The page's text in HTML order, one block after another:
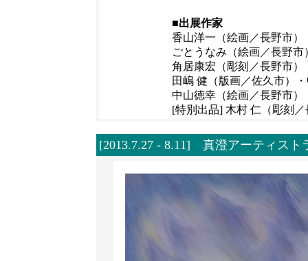
■出展作家
香山洋一（絵画／長野市
ごとうなみ（絵画／長野
角居康宏（彫刻／長野市
田嶋 健（版画／佐久市）
中山徳幸（絵画／長野市
[特別出品] 木村 仁（彫刻
[2013.7.27 - 8.11] 真澄アーティス